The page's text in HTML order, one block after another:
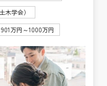
木学会）
901万円～1000万円